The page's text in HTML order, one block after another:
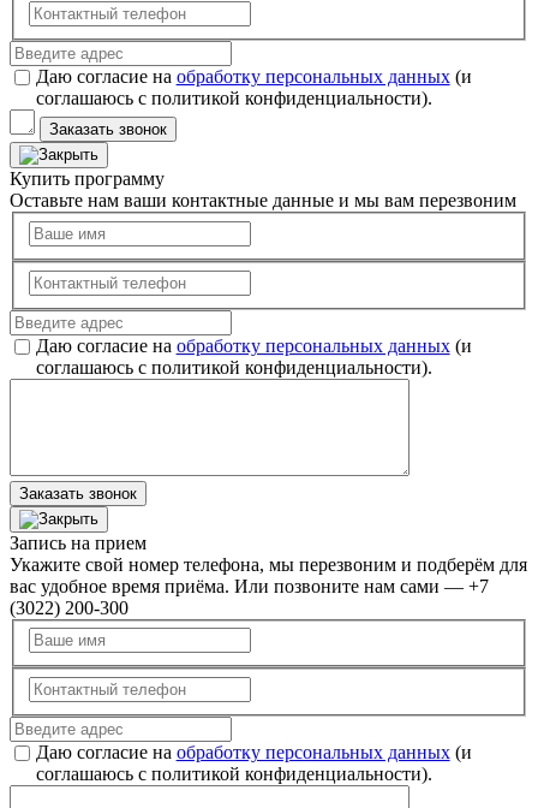
Даю согласие на обработку персональных данных(и
соглашаюсь с политикой конфиденциальности).
Заказать звонок
Купить программу
Оставьте нам ваши контактные данные и мы вам перезвоним
Даю согласие на обработку персональных данных(и
соглашаюсь с политикой конфиденциальности).
Заказать звонок
Запись на прием
Укажите свой номер телефона, мы перезвоним и подберём для
вас удобное время приёма. Или позвоните нам сами — +7
(3022) 200-300
Даю согласие на обработку персональных данных(и
соглашаюсь с политикой конфиденциальности).